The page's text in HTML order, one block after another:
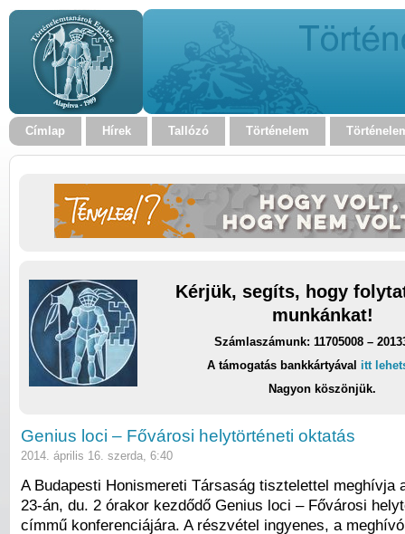
Címlap Hírek Tallózó Történelem
Kérjük, segíts, hogy
munkánkat!
Számlaszámunk: 11705008 –
A támogatás bankkártyával itt
Nagyon köszönjük.
Genius loci – Fővárosi helytörténeti oktatás
2014. április 16. szerda, 6:40
A Budapesti Honismereti Társaság tisztelettel meghívja
23-án, du. 2 órakor kezdődő Genius loci – Fővárosi
címmű konferenciájára. A részvétel ingyenes, a